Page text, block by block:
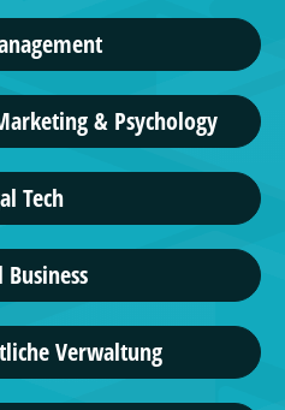
& Psychology
Tech
Verwaltung